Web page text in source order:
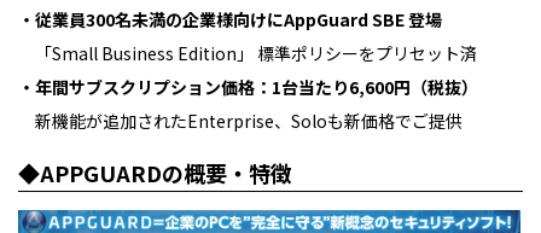
・従業員300名未満の企業様向けにAppGuard SBE 登場
「Small Business Edition」 標準ポリシーをプリセット済
・年間サブスクリプション価格：1台当たり6,600円（税抜）
新機能が追加されたEnterprise、Soloも新価格でご提供
◆APPGUARDの概要・特徴